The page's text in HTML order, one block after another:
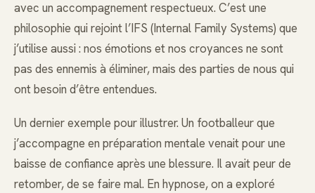
avec un accompagnement respectueux. C’est une
philosophie qui rejoint l’IFS (Internal Family Systems) que
j’utilise aussi : nos émotions et nos croyances ne sont
pas des ennemis à éliminer, mais des parties de nous qui
ont besoin d’être entendues.
Un dernier exemple pour illustrer. Un footballeur que
j’accompagne en préparation mentale venait pour une
baisse de confiance après une blessure. Il avait peur de
retomber, de se faire mal. En hypnose, on a exploré